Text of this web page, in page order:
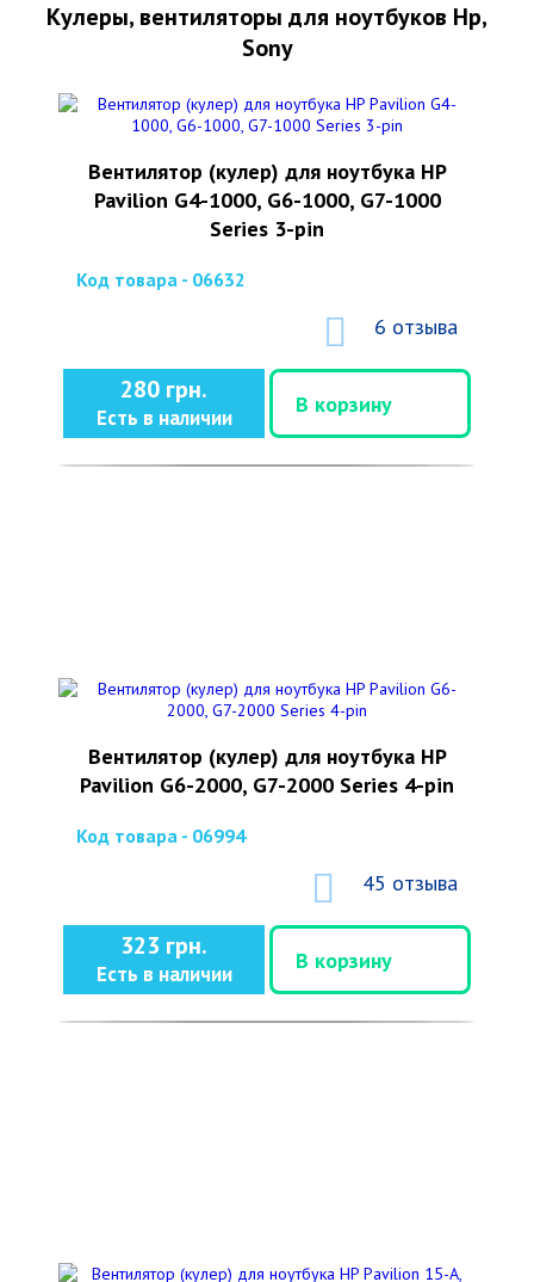
Кулеры, вентиляторы для ноутбуков Hp,
Sony
Вентилятор (кулер) для ноутбука HP
Pavilion G4-1000, G6-1000, G7-1000
Series 3-pin
Код товара - 06632
6 отзыва
280 грн.
Есть в наличии
В корзину
Вентилятор (кулер) для ноутбука HP
Pavilion G6-2000, G7-2000 Series 4-pin
Код товара - 06994
45 отзыва
323 грн.
Есть в наличии
В корзину